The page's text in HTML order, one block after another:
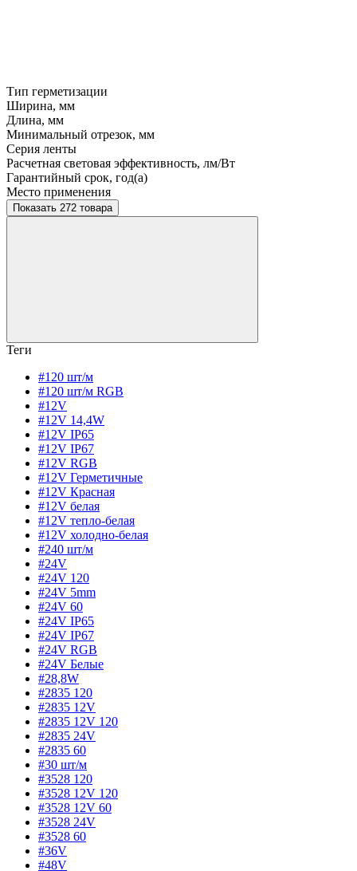
Тип герметизации
Ширина, мм
Длина, мм
Минимальный отрезок, мм
Серия ленты
Расчетная световая эффективность, лм/Вт
Гарантийный срок, год(а)
Место применения
Показать 272 товара
Теги
#120 шт/м
#120 шт/м RGB
#12V
#12V 14,4W
#12V IP65
#12V IP67
#12V RGB
#12V Герметичные
#12V Красная
#12V белая
#12V тепло-белая
#12V холодно-белая
#240 шт/м
#24V
#24V 120
#24V 5mm
#24V 60
#24V IP65
#24V IP67
#24V RGB
#24V Белые
#28,8W
#2835 120
#2835 12V
#2835 12V 120
#2835 24V
#2835 60
#30 шт/м
#3528 120
#3528 12V 120
#3528 12V 60
#3528 24V
#3528 60
#36V
#48V